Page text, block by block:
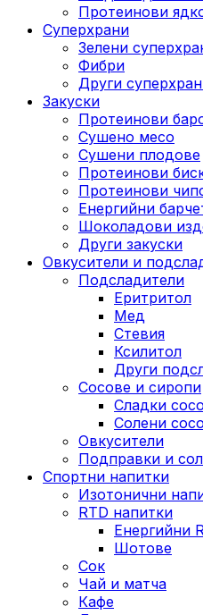
Протеинови
Суперхрани
Зелени
Фибри
Други
3акуски
Протеинови
Сушено месо
Сушени плодове
Протеинови
Протеинови
Енергийни
Шоколадови
Други закуски
Овкусители и
Подсладители
Еритритол
Мед
Стевия
Ксилитол
Други
Сосове и сиропи
Сладки
Солени
Овкусители
Подправки и сол
Спортни напитки
Изотонични
RTD напитки
Енергийни
Шотове
Сок
Чай и матча
Кафе